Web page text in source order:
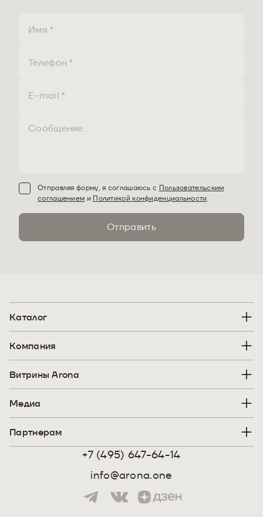
Отправляя форму, я соглашаюсь с Пользовательским
соглашением и Политикой конфиденциальности.
Отправить
+7 (495) 647-64-14
info@arona.one
Каталог
Компания
Витрины Arona
Медиа
Партнерам